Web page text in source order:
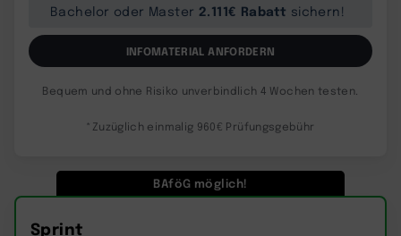
Bachelor oder Master 2.111€ Rabatt sichern!
INFOMATERIAL ANFORDERN
Bequem und ohne Risiko unverbindlich 4 Wochen testen.
*Zuzüglich einmalig 960€ Prüfungsgebühr
BAföG möglich!
Sprint